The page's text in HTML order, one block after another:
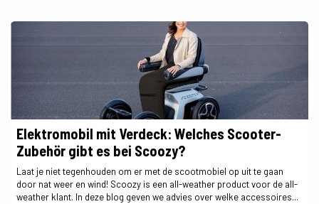
Elektromobil mit Verdeck: Welches Scooter-
Zubehör gibt es bei Scoozy?
Laat je niet tegenhouden om er met de scootmobiel op uit te gaan
door nat weer en wind! Scoozy is een all-weather product voor de all-
weather klant. In deze blog geven we advies over welke accessoires...